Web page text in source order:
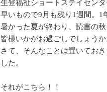
生登福祉ショートステイセン
早いもので9月も残り1週間。1
暑かった夏が終わり、読書の
皆様いかがお過ごしでしょう
さて、そんなことは置いてお
した。
それがこちら！！